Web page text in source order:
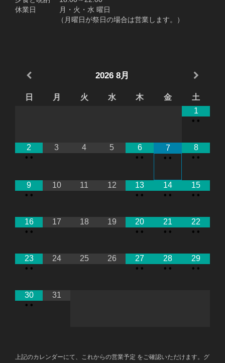
休業日 月・火・水 曜日
（月曜日が祭日の場合は営業します。）
2026 8月
日 月 火 水 木 金
土
1
• •
2
• •
3 4 5
6
• •
7
• •
8
• •
9
• •
10 11 12
13
• •
14
• •
15
• •
16
• •
17 18 19
20
• •
21
• •
22
• •
23
• •
24 25 26
27
• •
28
• •
29
• •
30
• •
31
上記のカレンダーにて、これからの営業予定 をご確認いただけます。グ